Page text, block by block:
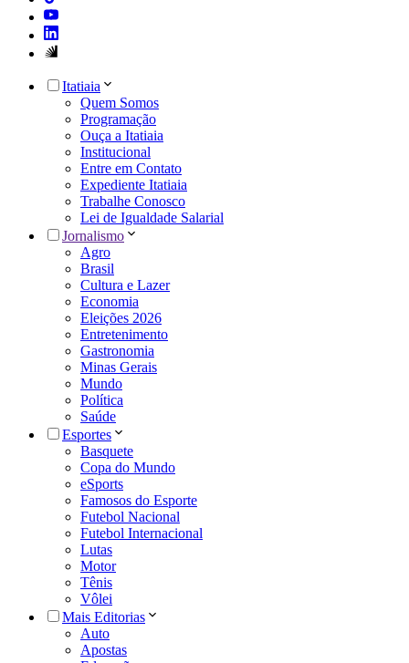
Itatiaia
Quem Somos
Programação
Ouça a Itatiaia
Institucional
Entre em Contato
Expediente Itatiaia
Trabalhe Conosco
Lei de Igualdade Salarial
Jornalismo
Agro
Brasil
Cultura e Lazer
Economia
Eleições 2026
Entretenimento
Gastronomia
Minas Gerais
Mundo
Política
Saúde
Esportes
Basquete
Copa do Mundo
eSports
Famosos do Esporte
Futebol Nacional
Futebol Internacional
Lutas
Motor
Tênis
Vôlei
Mais Editorias
Auto
Apostas